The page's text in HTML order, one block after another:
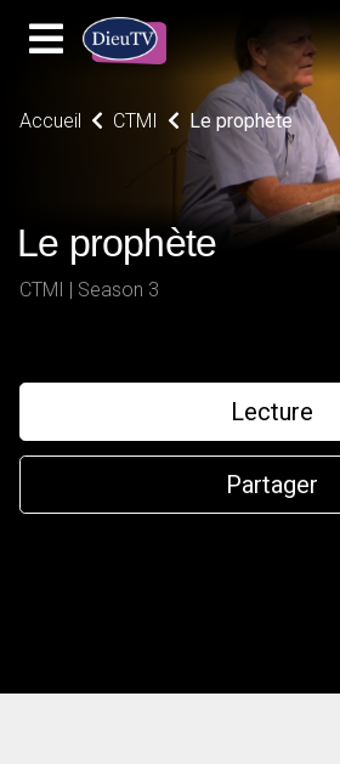
Accueil CTMI Le prophète
Le prophète
CTMI | Season 3
Lecture
Partager